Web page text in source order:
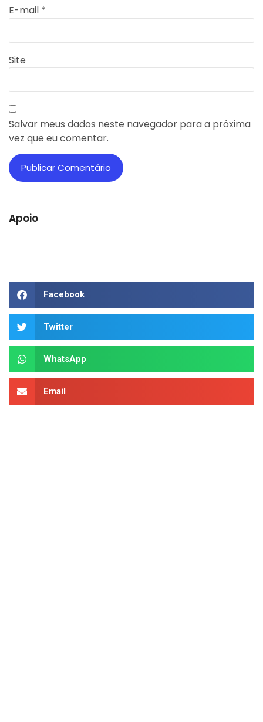
E-mail *
Site
Salvar meus dados neste navegador para a próxima
vez que eu comentar.
Apoio
Facebook
Twitter
WhatsApp
Email